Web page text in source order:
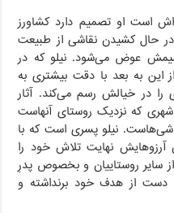
است او تصمیم دارد کشاورز
در حال کشیدن نقاشی از طبیعت
عوض می‌شود. نیلو که در
این به بعد با دقت بیشتری به
را در خیالش رسم می‌کند. آثار
که نزدیک روستای آنهاست
نیلو پسری است که با
آرزوهایش نهایت تلاش خود را
سایر روستاییان و بخصوص پدرِ
از هدف خود برنداشته و